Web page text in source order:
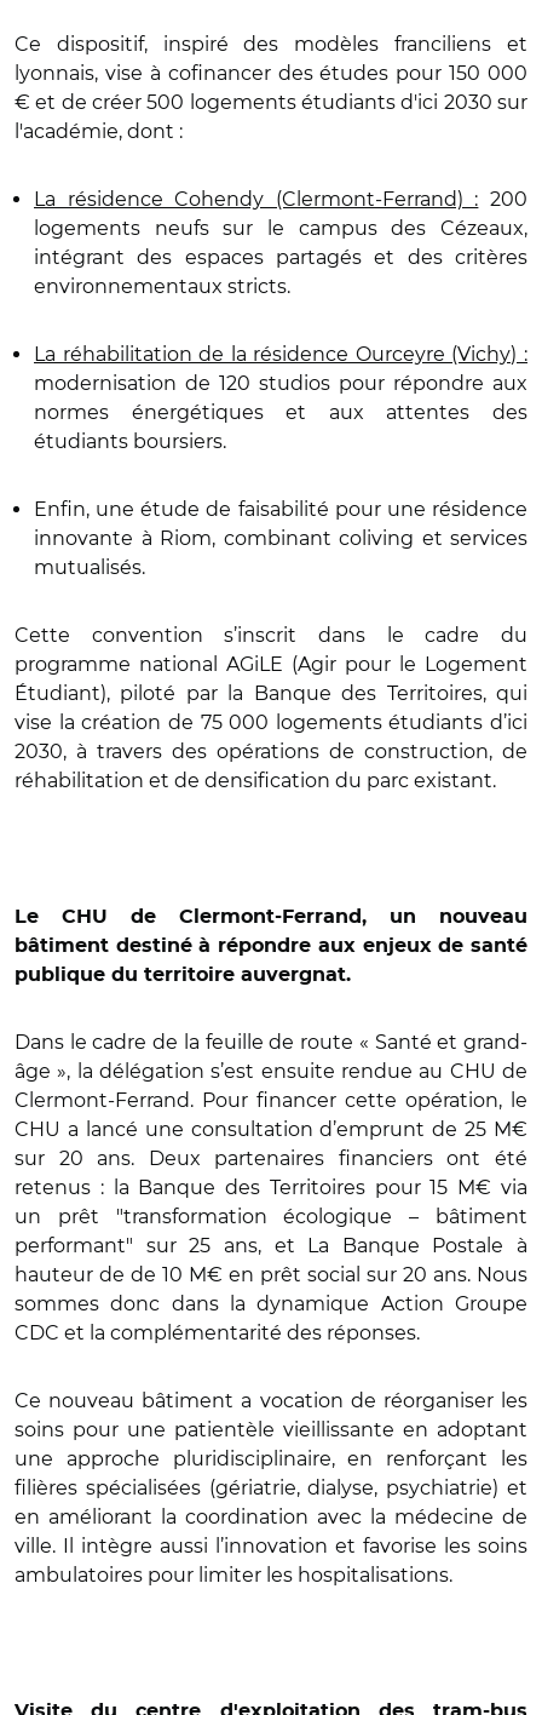
Ce dispositif, inspiré des modèles franciliens et
lyonnais, vise à cofinancer des études pour 150 000
€ et de créer 500 logements étudiants d'ici 2030 sur
l'académie, dont :
La résidence Cohendy (Clermont-Ferrand) : 200
logements neufs sur le campus des Cézeaux,
intégrant des espaces partagés et des critères
environnementaux stricts.
La réhabilitation de la résidence Ourceyre (Vichy) :
modernisation de 120 studios pour répondre aux
normes énergétiques et aux attentes des
étudiants boursiers.
Enfin, une étude de faisabilité pour une résidence
innovante à Riom, combinant coliving et services
mutualisés.
Cette convention s’inscrit dans le cadre du
programme national AGiLE (Agir pour le Logement
Étudiant), piloté par la Banque des Territoires, qui
vise la création de 75 000 logements étudiants d’ici
2030, à travers des opérations de construction, de
réhabilitation et de densification du parc existant.
Le CHU de Clermont-Ferrand, un nouveau
bâtiment destiné à répondre aux enjeux de santé
publique du territoire auvergnat.
Dans le cadre de la feuille de route « Santé et grand-
âge », la délégation s’est ensuite rendue au CHU de
Clermont-Ferrand. Pour financer cette opération, le
CHU a lancé une consultation d’emprunt de 25 M€
sur 20 ans. Deux partenaires financiers ont été
retenus : la Banque des Territoires pour 15 M€ via
un prêt "transformation écologique – bâtiment
performant" sur 25 ans, et La Banque Postale à
hauteur de de 10 M€ en prêt social sur 20 ans. Nous
sommes donc dans la dynamique Action Groupe
CDC et la complémentarité des réponses.
Ce nouveau bâtiment a vocation de réorganiser les
soins pour une patientèle vieillissante en adoptant
une approche pluridisciplinaire, en renforçant les
filières spécialisées (gériatrie, dialyse, psychiatrie) et
en améliorant la coordination avec la médecine de
ville. Il intègre aussi l’innovation et favorise les soins
ambulatoires pour limiter les hospitalisations.
Visite du centre d'exploitation des tram-bus